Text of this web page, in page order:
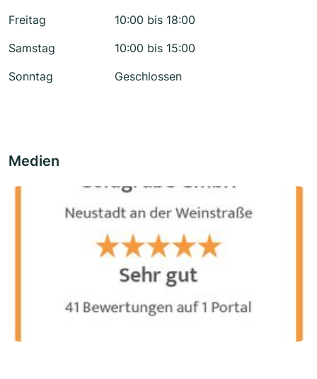
Freitag
10:00 bis 18:00
Samstag
10:00 bis 15:00
Sonntag
Geschlossen
Medien